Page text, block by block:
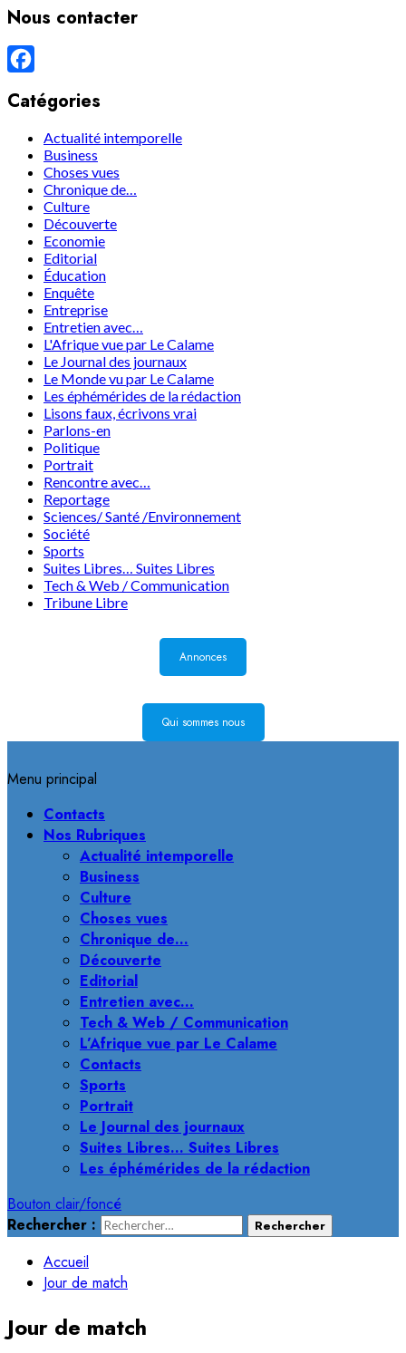
Nous contacter
Catégories
Actualité intemporelle
Business
Choses vues
Chronique de…
Culture
Découverte
Economie
Editorial
Éducation
Enquête
Entreprise
Entretien avec…
L'Afrique vue par Le Calame
Le Journal des journaux
Le Monde vu par Le Calame
Les éphémérides de la rédaction
Lisons faux, écrivons vrai
Parlons-en
Politique
Portrait
Rencontre avec…
Reportage
Sciences/ Santé /Environnement
Société
Sports
Suites Libres… Suites Libres
Tech & Web / Communication
Tribune Libre
Annonces
Qui sommes nous
Menu principal
Contacts
Nos Rubriques
Actualité intemporelle
Business
Culture
Choses vues
Chronique de…
Découverte
Editorial
Entretien avec…
Tech & Web / Communication
L’Afrique vue par Le Calame
Contacts
Sports
Portrait
Le Journal des journaux
Suites Libres… Suites Libres
Les éphémérides de la rédaction
Bouton clair/foncé
Rechercher :
Accueil
Jour de match
Jour de match